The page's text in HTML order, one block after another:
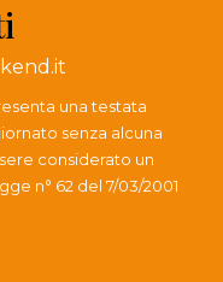
una testata
senza alcuna
considerato un
n° 62 del 7/03/2001